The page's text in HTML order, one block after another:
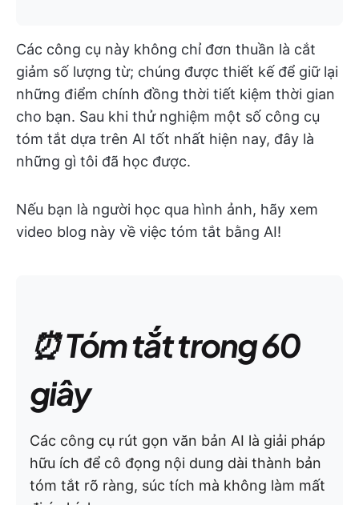
Các công cụ này không chỉ đơn thuần là cắt
giảm số lượng từ; chúng được thiết kế để giữ lại
những điểm chính đồng thời tiết kiệm thời gian
cho bạn. Sau khi thử nghiệm một số công cụ
tóm tắt dựa trên AI tốt nhất hiện nay, đây là
những gì tôi đã học được.
Nếu bạn là người học qua hình ảnh, hãy xem
video blog này về việc tóm tắt bằng AI!
⏰ Tóm tắt trong 60
giây
Các công cụ rút gọn văn bản AI là giải pháp
hữu ích để cô đọng nội dung dài thành bản
tóm tắt rõ ràng, súc tích mà không làm mất